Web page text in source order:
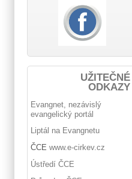
UŽITEČNÉ
ODKAZY
Evangnet, nezávislý
evangelický portál
Liptál na Evangnetu
ČCE www.e-cirkev.cz
Ústředí ČCE